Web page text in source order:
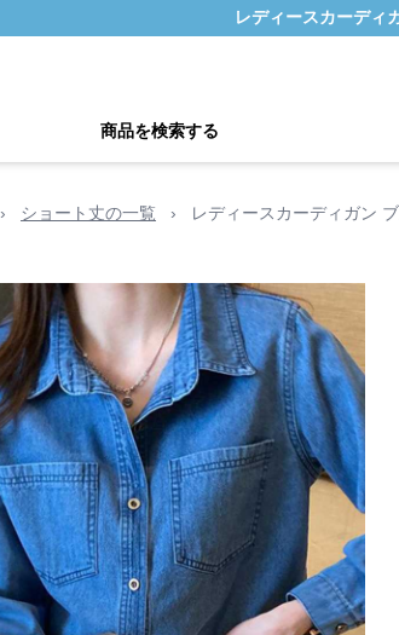
レディースカーディ
商品を検索する
› ショート丈の一覧 › レディースカーディガン